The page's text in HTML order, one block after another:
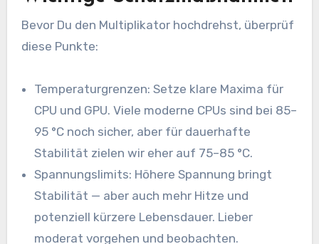
Bevor Du den Multiplikator hochdrehst, überprüf
diese Punkte:
Temperaturgrenzen: Setze klare Maxima für
CPU und GPU. Viele moderne CPUs sind bei 85–
95 °C noch sicher, aber für dauerhafte
Stabilität zielen wir eher auf 75–85 °C.
Spannungslimits: Höhere Spannung bringt
Stabilität — aber auch mehr Hitze und
potenziell kürzere Lebensdauer. Lieber
moderat vorgehen und beobachten.